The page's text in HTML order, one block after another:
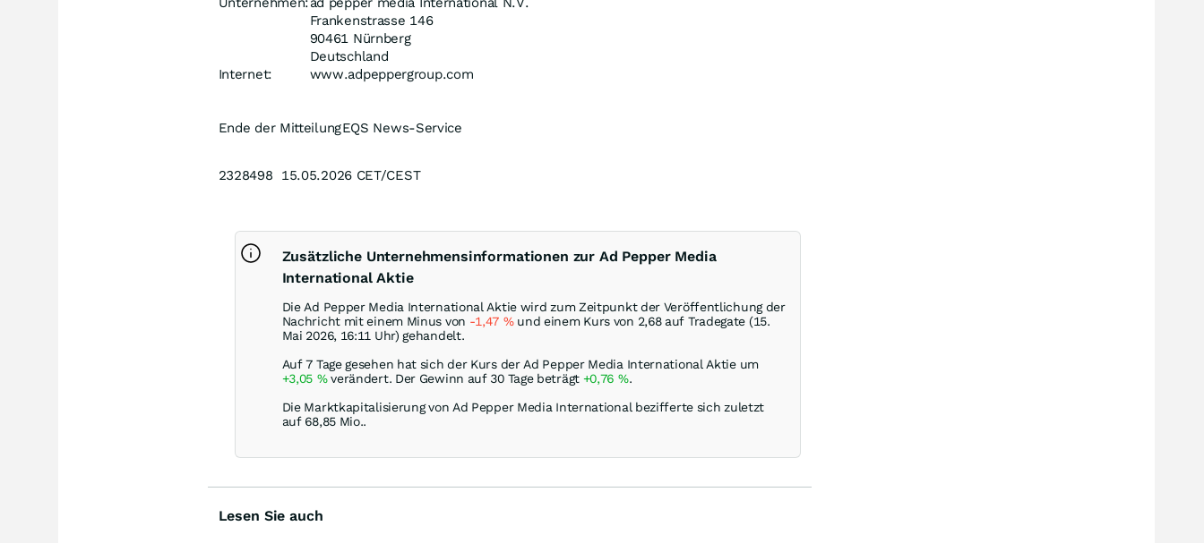
Frankenstrasse 146
90461 Nürnberg
Deutschland
Internet:
www.adpeppergroup.com
Ende der MitteilungEQS News-Service
2328498 15.05.2026 CET/CEST
Zusätzliche Unternehmensinformationen zur Ad Pepper Media
International Aktie
Die Ad Pepper Media International Aktie wird zum Zeitpunkt der Veröffentlichung der
Nachricht mit einem Minus von -1,47 %und einem Kurs von 2,68 auf Tradegate (15.
Mai 2026, 16:11 Uhr) gehandelt.
Auf 7 Tage gesehen hat sich der Kurs der Ad Pepper Media International Aktie um
+3,05 %verändert. Der Gewinn auf 30 Tage beträgt +0,76 %.
Die Marktkapitalisierung von Ad Pepper Media International bezifferte sich zuletzt
auf 68,85 Mio..
Lesen Sie auch